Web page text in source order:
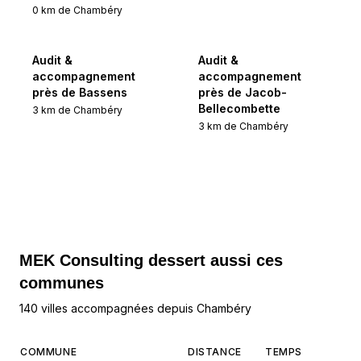
0 km de Chambéry
Audit &
accompagnement
près de Bassens
3 km de Chambéry
Audit &
accompagnement
près de Jacob-
Bellecombette
3 km de Chambéry
MEK Consulting dessert aussi ces
communes
140 villes accompagnées depuis Chambéry
COMMUNE DISTANCE TEMPS